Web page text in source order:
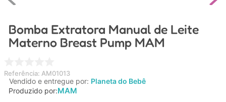
Bomba Extratora Manual de Leite
Materno Breast Pump MAM
Referência: AM01013
Vendido e entregue por: Planeta do Bebê
Produzido por:MAM
5º
chupeta
6º
brinquedo banho
8º
carrinho
carrinho bebe